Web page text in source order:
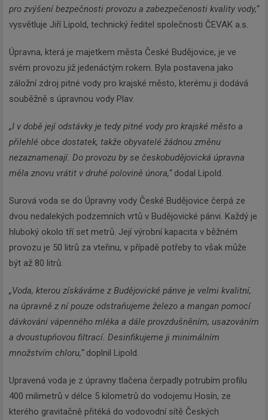
pro zvýšení bezpečnosti provozu a zabezpečenosti kvality vody,“
vysvětluje Jiří Lipold, technický ředitel společnosti ČEVAK a.s.
Úpravna, která je majetkem města České Budějovice, je ve
svém provozu již jedenáctým rokem. Byla postavena jako
záložní zdroj pitné vody pro krajské město, kterému ji dodává
souběžně s úpravnou vody Plav.
„I v době její odstávky je tedy pitné vody pro krajské město a
přilehlé obce dostatek, takže obyvatelé žádnou změnu
nezaznamenají. Do provozu by se českobudějovická úpravna
měla znovu vrátit v druhé polovině února,“dodal Lipold.
Surová voda se do Úpravny vody České Budějovice čerpá ze
dvou nedalekých podzemních vrtů v Budějovické pánvi. Každý je
hluboký okolo tří set metrů. Její výrobní kapacita v běžném
provozu je 50 litrů za vteřinu, v případě potřeby to však může
být až 80 litrů.
„Voda, kterou získáváme z Budějovické pánve je velmi kvalitní,
na úpravně z ní pouze odstraňujeme železo a mangan pomocí
dávkování vápenného mléka a dále provzdušněním, usazováním
a dvoustupňovou filtrací. Desinfikujeme ji minimálním
množstvím chloru,“doplnil Lipold.
Upravená voda je z úpravny tlačena čerpadly potrubím profilu
400 milimetrů v délce 5 kilometrů do vodojemu Hosín, ze
kterého gravitačně přitéká do vodovodní sítě Českých